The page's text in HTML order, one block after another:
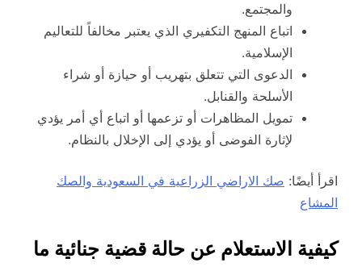
والمجتمع.
اتباع المنهج التكفيري الذي يعتبر مخالفاً للتعاليم
الإسلامية.
الدعوى التي تتعلق بتهريب أو حيازة أو شراء
الأسلحة والقنابل.
تمويل المظاهرات أو تزعمها أو اتباع أي أمر يؤدي
لإثارة الفوضى أو يؤدي إلى الإخلال بالنظام.
اقرأ أيضًا: صك الاراضي الزراعية في السعودية والصك
المشاع
كيفية الاستعلام عن حالة قضية جنائية ما